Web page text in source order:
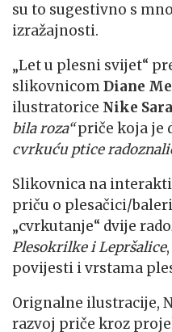
su to sugestivno s
izražajnosti.
„Let u plesni svijet“
slikovnicomDiane
ilustratorice Nike
bila roza“priče koja je
cvrkuću ptice
Slikovnica na
priču o plesačici/
„cvrkutanje“ dvije
Plesokrilke i Lepršalice
povijesti i vrstama
Orignalne ilustracije,
razvoj priče kroz